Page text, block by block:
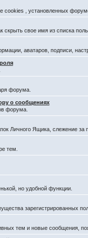
cookies , установленных
скрыть свое имя из списка
аватаров, подписи,
форума.
о сообщениях
форума.
Личного Ящика, слежение
тем.
но удобной функции.
зарегистрированных
тем и новые сообщения,